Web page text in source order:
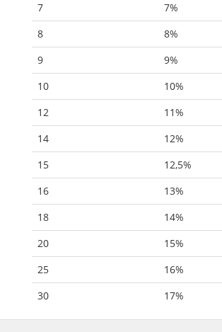
7
7%
8
8%
9
9%
10
10%
12
11%
14
12%
15
12,5%
16
13%
18
14%
20
15%
25
16%
30
17%